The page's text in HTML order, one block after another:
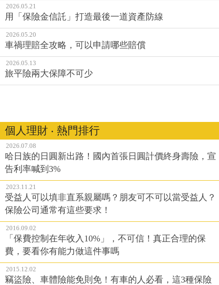
2026.05.21
用「保險金信託」打造最後一道資產防線
2026.05.20
車禍理賠全攻略，可以申請哪些賠償
2026.05.13
旅平險兩大保障不可少
個人理財 ‧ 熱門排行
2026.07.08
哈日族的日圓新出路！國內首張日圓計價終身壽險，宣
告利率喊到3%
2023.11.21
受益人可以填非直系親屬嗎？朋友可不可以當受益人？
保險公司通常有這些要求！
2016.09.02
「保費控制在年收入10%」，不可信！真正合理的保
費，要看你有能力做這件事嗎
2015.12.02
竊盜險、車體險能免則免！有車的人必看，這3種保險